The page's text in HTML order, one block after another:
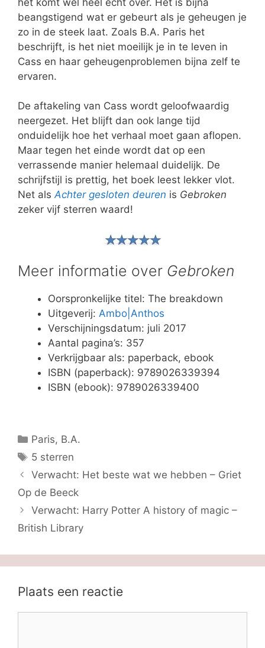
beangstigend wat er gebeurt als je geheugen je
zo in de steek laat. Zoals B.A. Paris het
beschrijft, is het niet moeilijk je in te leven in
Cass en haar geheugenproblemen bijna zelf te
ervaren.
De aftakeling van Cass wordt geloofwaardig
neergezet. Het blijft dan ook lange tijd
onduidelijk hoe het verhaal moet gaan aflopen.
Maar tegen het einde wordt dat op een
verrassende manier helemaal duidelijk. De
schrijfstijl is prettig, het boek leest lekker vlot.
Net alsAchter gesloten deuren is Gebroken
zeker vijf sterren waard!
Meer informatie over Gebroken
Oorspronkelijke titel: The breakdown
Uitgeverij: Ambo|Anthos
Verschijningsdatum: juli 2017
Aantal pagina’s: 357
Verkrijgbaar als: paperback, ebook
ISBN (paperback): 9789026339394
ISBN (ebook): 9789026339400
Categorieën
Paris, B.A.
Tags
5 sterren
Verwacht: Het beste wat we hebben – Griet
Op de Beeck
Verwacht: Harry Potter A history of magic –
British Library
Plaats een reactie